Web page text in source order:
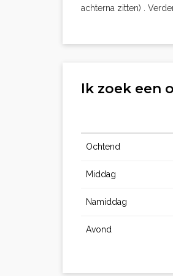
achterna zitten) .
Ik zoek een
Ochtend
Middag
Namiddag
Avond